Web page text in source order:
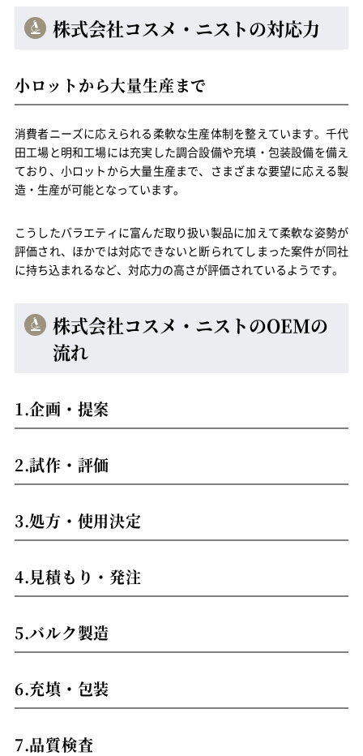
株式会社コスメ・ニストの対応力
小ロットから大量生産まで
消費者ニーズに応えられる柔軟な生産体制を整えています。千代
田工場と明和工場には充実した調合設備や充填・包装設備を備え
ており、小ロットから大量生産まで、さまざまな要望に応える製
造・生産が可能となっています。
こうしたバラエティに富んだ取り扱い製品に加えて柔軟な姿勢が
評価され、ほかでは対応できないと断られてしまった案件が同社
に持ち込まれるなど、対応力の高さが評価されているようです。
株式会社コスメ・ニストのOEMの
流れ
1.企画・提案
2.試作・評価
3.処方・使用決定
4.見積もり・発注
5.バルク製造
6.充填・包装
7.品質検査